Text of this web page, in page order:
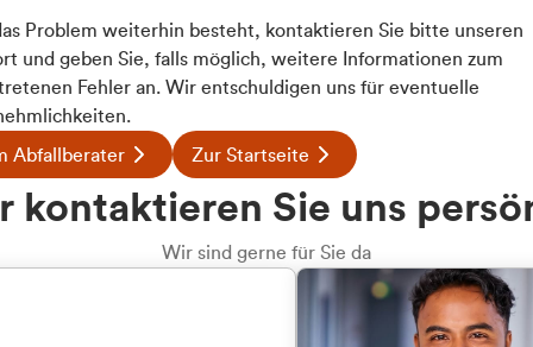
Details
Inhalte und Anzeigen zu personalisieren, Funktionen für
auf unsere Website zu analysieren. Außerdem geben wir
an unsere Partner für soziale Medien, Werbung und
möglicherweise mit weiteren Daten zusammen,
Ihrer Nutzung der Dienste gesammelt haben.
welcher
Problem weiterhin besteht, kontaktieren Sie bitte unseren
und geben Sie, falls möglich, weitere Informationen zum
Fehler an. Wir entschuldigen uns für eventuelle
Abfallberater Zur Startseite
kontaktieren Sie uns
Wir sind gerne für Sie da